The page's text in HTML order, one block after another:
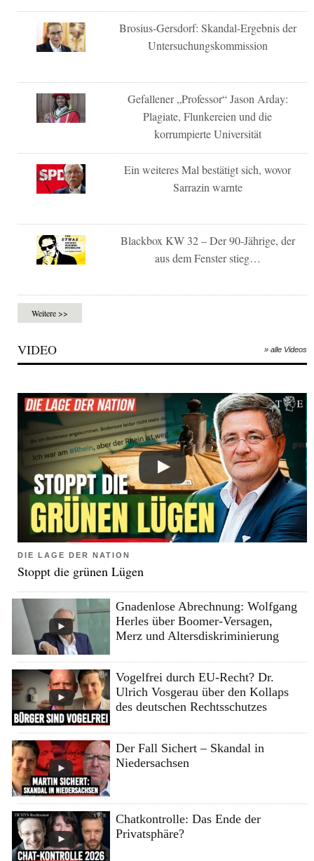
Brosius-Gersdorf: Skandal-Ergebnis der
Untersuchungskommission
Gefallener „Professor“ Jason Arday:
Plagiate, Flunkereien und die
korrumpierte Universität
Ein weiteres Mal bestätigt sich, wovor
Sarrazin warnte
Blackbox KW 32 – Der 90-Jährige, der
aus dem Fenster stieg…
Weitere >>
VIDEO » alle Videos
DIE LAGE DER NATION
Stoppt die grünen Lügen
Gnadenlose Abrechnung: Wolfgang
Herles über Boomer-Versagen,
Merz und Altersdiskriminierung
Vogelfrei durch EU-Recht? Dr.
Ulrich Vosgerau über den Kollaps
des deutschen Rechtsschutzes
Der Fall Sichert – Skandal in
Niedersachsen
Chatkontrolle: Das Ende der
Privatsphäre?